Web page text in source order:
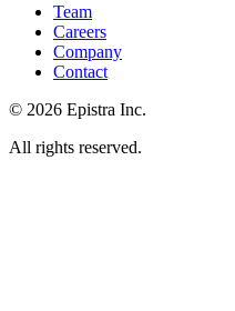
Team
Careers
Company
Contact
© 2026 Epistra Inc.
All rights reserved.